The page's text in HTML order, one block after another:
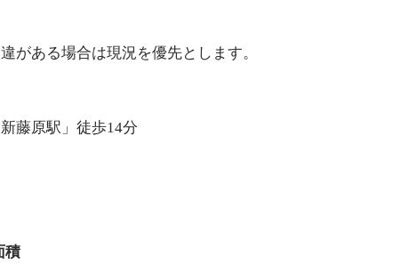
がある場合は現況を優先とします。
藤原駅」徒歩14分
積